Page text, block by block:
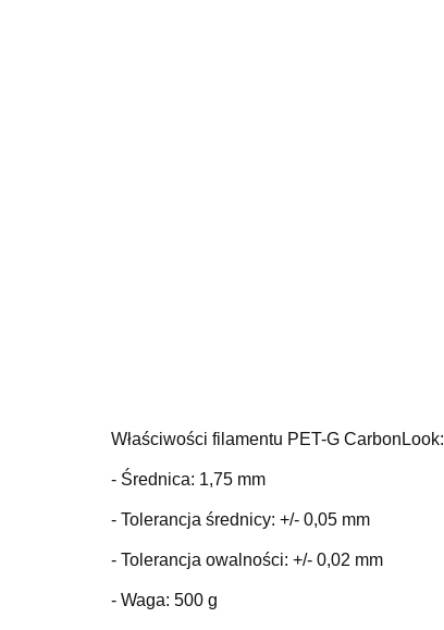
Właściwości filamentu PET-G CarbonLook:
- Średnica: 1,75 mm
- Tolerancja średnicy: +/- 0,05 mm
- Tolerancja owalności: +/- 0,02 mm
- Waga: 500 g